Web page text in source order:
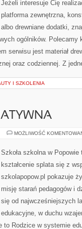
Jeżeli interesuje Cię
platforma zewnętrzna,
albo drewniane dodatki,
ogólników. Polecamy
serwisu jest materiał
oraz codziennej. Z
I SZKOLENIA
MOŻLIWOŚĆ
Szkoła szkolna w
kształcenie splata się z
szkolapopow.pl pokazuje
misję starań pedagogów i
się od najwcześniejszych
edukacyjne, w duchu
to Rodzice w systemie